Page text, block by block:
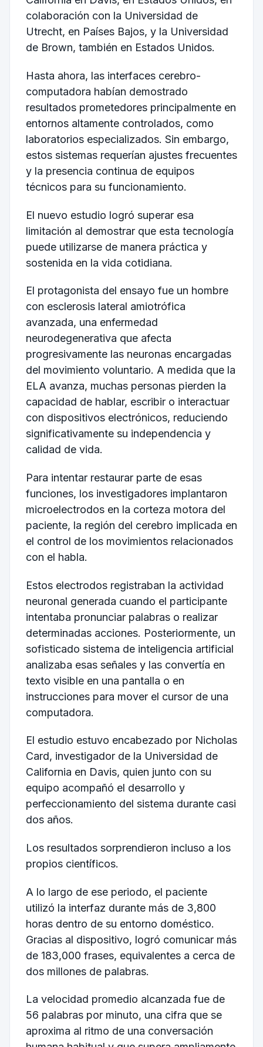
colaboración con la Universidad de
Utrecht, en Países Bajos, y la Universidad
de Brown, también en Estados Unidos.
Hasta ahora, las interfaces cerebro-
computadora habían demostrado
resultados prometedores principalmente en
entornos altamente controlados, como
laboratorios especializados. Sin embargo,
estos sistemas requerían ajustes frecuentes
y la presencia continua de equipos
técnicos para su funcionamiento.
El nuevo estudio logró superar esa
limitación al demostrar que esta tecnología
puede utilizarse de manera práctica y
sostenida en la vida cotidiana.
El protagonista del ensayo fue un hombre
con esclerosis lateral amiotrófica
avanzada, una enfermedad
neurodegenerativa que afecta
progresivamente las neuronas encargadas
del movimiento voluntario. A medida que la
ELA avanza, muchas personas pierden la
capacidad de hablar, escribir o interactuar
con dispositivos electrónicos, reduciendo
significativamente su independencia y
calidad de vida.
Para intentar restaurar parte de esas
funciones, los investigadores implantaron
microelectrodos en la corteza motora del
paciente, la región del cerebro implicada en
el control de los movimientos relacionados
con el habla.
Estos electrodos registraban la actividad
neuronal generada cuando el participante
intentaba pronunciar palabras o realizar
determinadas acciones. Posteriormente, un
sofisticado sistema de inteligencia artificial
analizaba esas señales y las convertía en
texto visible en una pantalla o en
instrucciones para mover el cursor de una
computadora.
El estudio estuvo encabezado por Nicholas
Card, investigador de la Universidad de
California en Davis, quien junto con su
equipo acompañó el desarrollo y
perfeccionamiento del sistema durante casi
dos años.
Los resultados sorprendieron incluso a los
propios científicos.
A lo largo de ese periodo, el paciente
utilizó la interfaz durante más de 3,800
horas dentro de su entorno doméstico.
Gracias al dispositivo, logró comunicar más
de 183,000 frases, equivalentes a cerca de
dos millones de palabras.
La velocidad promedio alcanzada fue de
56 palabras por minuto, una cifra que se
aproxima al ritmo de una conversación